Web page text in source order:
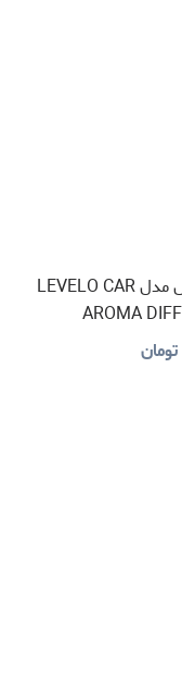
خوشبوکننده خودرو لِولو همراه با اسانس مدل LEVELO CAR
تومان